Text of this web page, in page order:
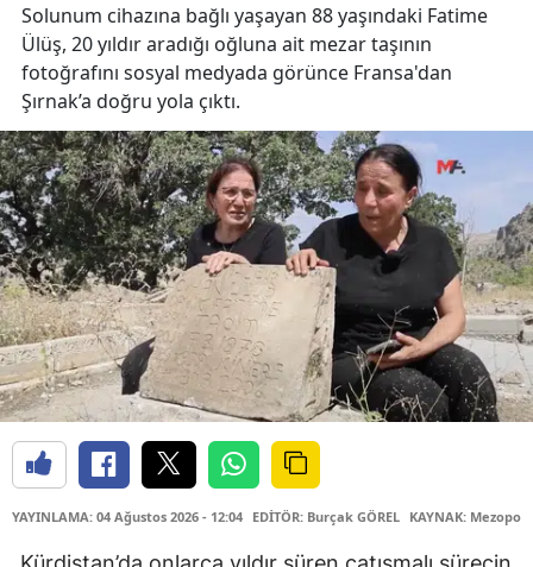
Solunum cihazına bağlı yaşayan 88 yaşındaki Fatime
Ülüş, 20 yıldır aradığı oğluna ait mezar taşının
fotoğrafını sosyal medyada görünce Fransa'dan
Şırnak’a doğru yola çıktı.
YAYINLAMA: 04 Ağustos 2026 - 12:04 EDİTÖR: Burçak GÖREL KAYNAK: